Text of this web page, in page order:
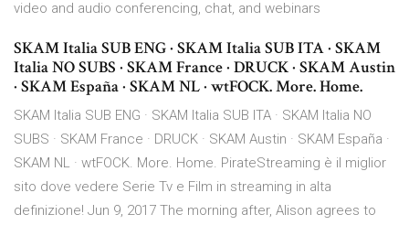
video and audio conferencing, chat, and webinars
SKAM Italia SUB ENG · SKAM Italia SUB ITA · SKAM
Italia NO SUBS · SKAM France · DRUCK · SKAM Austin
· SKAM España · SKAM NL · wtFOCK. More. Home.
SKAM Italia SUB ENG · SKAM Italia SUB ITA · SKAM Italia NO
SUBS · SKAM France · DRUCK · SKAM Austin · SKAM España ·
SKAM NL · wtFOCK. More. Home. PirateStreaming è il miglior
sito dove vedere Serie Tv e Film in streaming in alta
definizione! Jun 9, 2017 The morning after, Alison agrees to